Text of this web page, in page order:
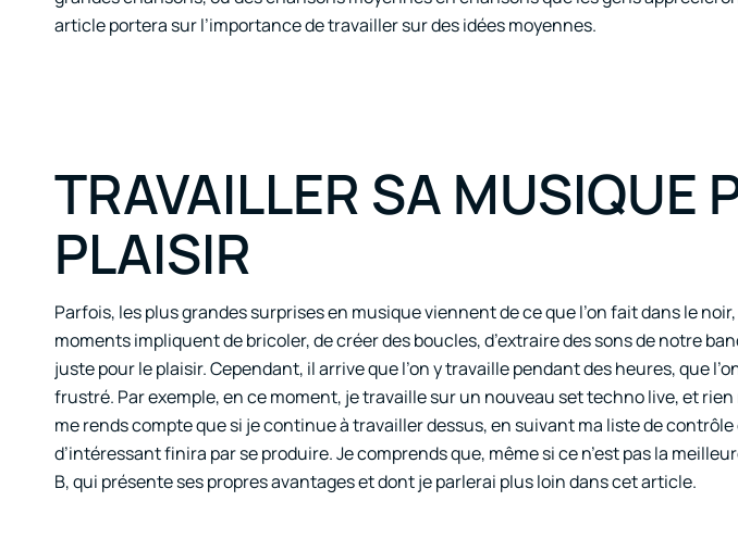
article portera sur l’importance de travailler sur des idées moyennes.
TRAVAILLER SA MUSIQUE
PLAISIR
Parfois, les plus grandes surprises en musique viennent de ce que l’on fait dans le
moments impliquent de bricoler, de créer des boucles, d’extraire des sons de notre
juste pour le plaisir. Cependant, il arrive que l’on y travaille pendant des heures, que
frustré. Par exemple, en ce moment, je travaille sur un nouveau set techno live, et
me rends compte que si je continue à travailler dessus, en suivant ma liste de
d’intéressant finira par se produire. Je comprends que, même si ce n’est pas la
B, qui présente ses propres avantages et dont je parlerai plus loin dans cet article.